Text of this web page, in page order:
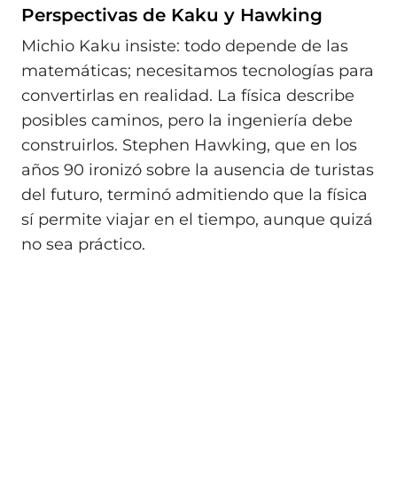
Perspectivas de Kaku y Hawking
Michio Kaku insiste: todo depende de las
matemáticas; necesitamos tecnologías para
convertirlas en realidad. La física describe
posibles caminos, pero la ingeniería debe
construirlos. Stephen Hawking, que en los
años 90 ironizó sobre la ausencia de turistas
del futuro, terminó admitiendo que la física
sí permite viajar en el tiempo, aunque quizá
no sea práctico.